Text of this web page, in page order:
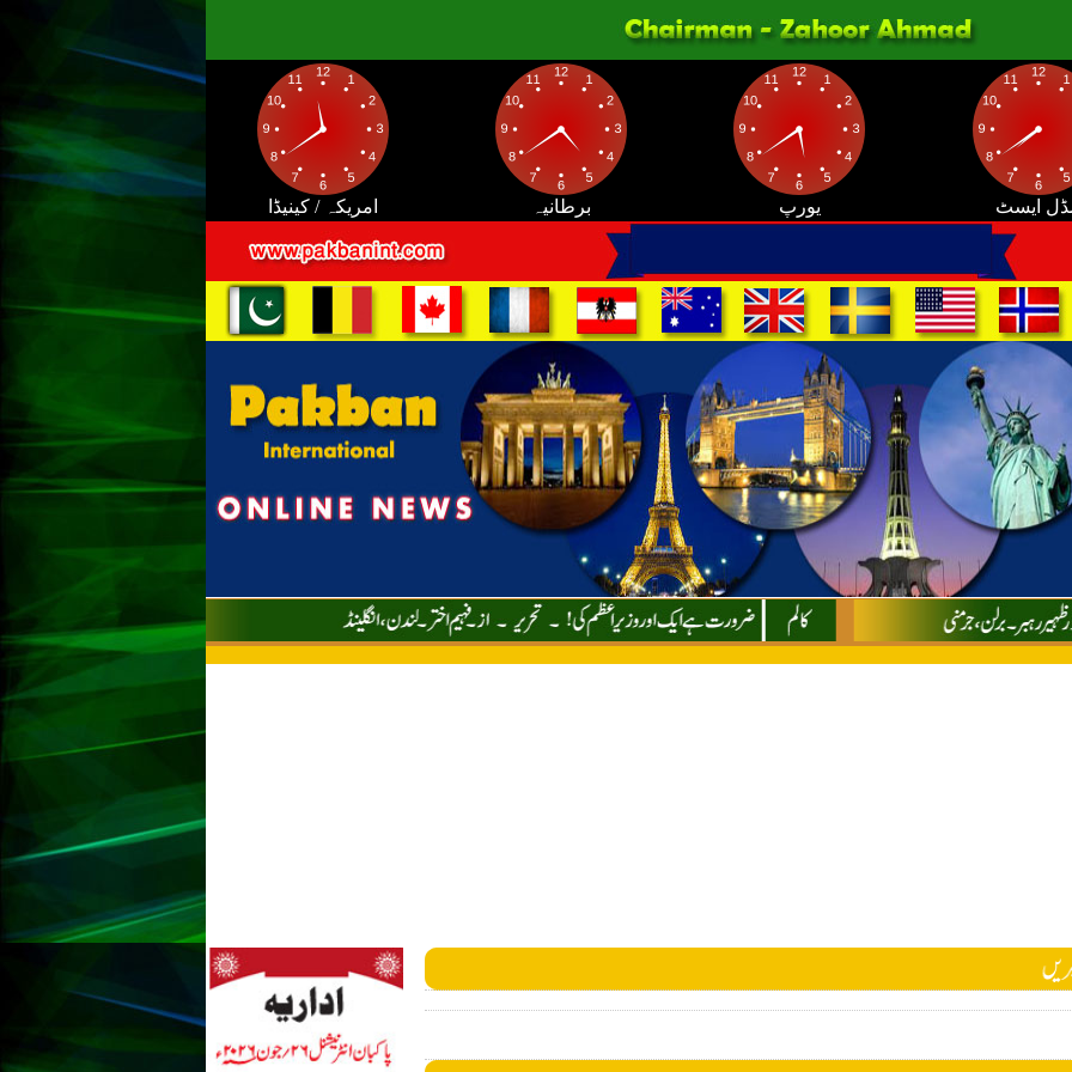
امریکہ / کینیڈا برطانیہ یورپ ایسٹ